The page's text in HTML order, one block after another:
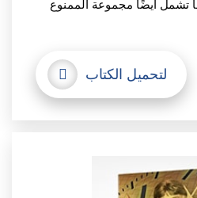
تشمل أيضًا مجموعة الممنوع
لتحميل الكتاب